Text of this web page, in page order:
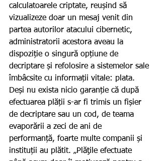
calculatoarele criptate, reușind să
vizualizeze doar un mesaj venit din
partea autorilor atacului cibernetic,
administratorii acestora aveau la
dispoziție o singură opțiune de
decriptare și refolosire a sistemelor sale
îmbâcsite cu informații vitale: plata.
Deși nu exista nicio garanție că după
efectuarea plății s-ar fi trimis un fișier
de decriptare sau un cod, de teama
evaporării a zeci de ani de
performanță, foarte multe companii și
instituții au plătit. „Plăţile efectuate